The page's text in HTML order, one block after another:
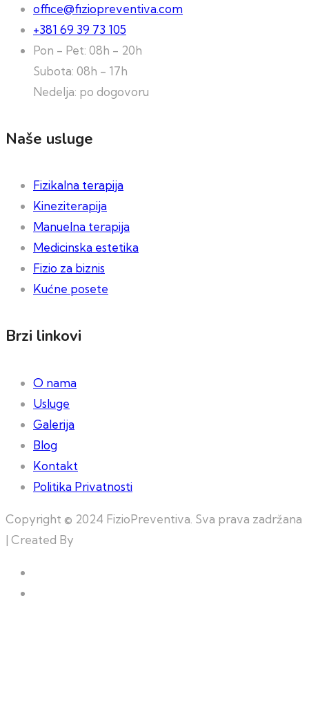
office@fiziopreventiva.com
+381 69 39 73 105
Pon - Pet: 08h - 20h
Subota: 08h - 17h
Nedelja: po dogovoru
Naše usluge
Fizikalna terapija
Kineziterapija
Manuelna terapija
Medicinska estetika
Fizio za biznis
Kućne posete
Brzi linkovi
O nama
Usluge
Galerija
Blog
Kontakt
Politika Privatnosti
Copyright © 2024 FizioPreventiva. Sva prava zadržana
| Created By